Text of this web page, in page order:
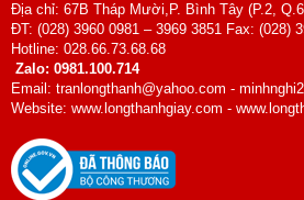
Địa chỉ: 67B Tháp Mười,P. Bình Tây (P.2, Q.6
ĐT: (028) 3960 0981 – 3969 3851 Fax: (028)
Hotline: 028.66.73.68.68
Zalo: 0981.100.714
Email: tranlongthanh@yahoo.com -
Website: www.longthanhgiay.com -